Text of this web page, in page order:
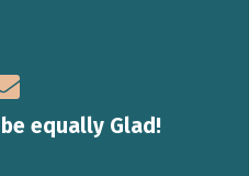
equally Glad!